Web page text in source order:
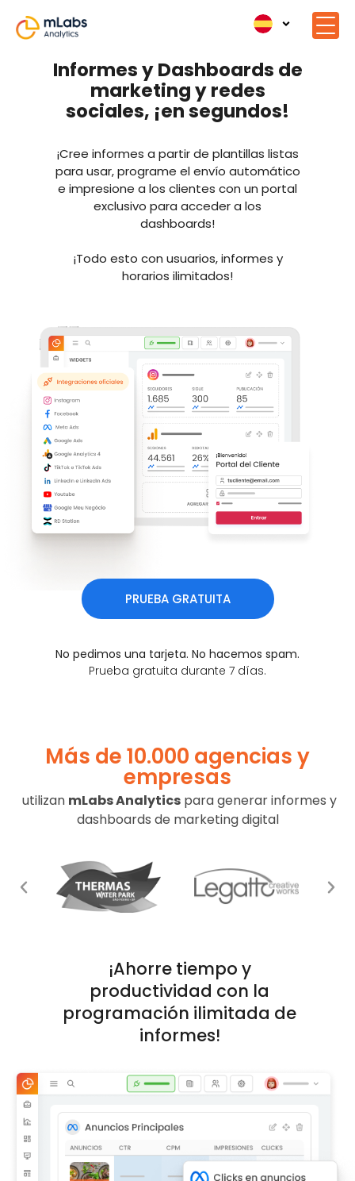
Informes y Dashboards de
marketing y redes
sociales, ¡en segundos!
¡Cree informes a partir de plantillas listas
para usar, programe el envío automático
e impresione a los clientes con un portal
exclusivo para acceder a los
dashboards!
¡Todo esto con usuarios, informes y
horarios ilimitados!
PRUEBA GRATUITA
No pedimos una tarjeta. No hacemos spam.
Prueba gratuita durante 7 días.
Más de 10.000 agencias y
empresas
utilizan mLabs Analyticspara generar informes y
dashboards de marketing digital
¡Ahorre tiempo y
productividad con la
programación ilimitada de
informes!